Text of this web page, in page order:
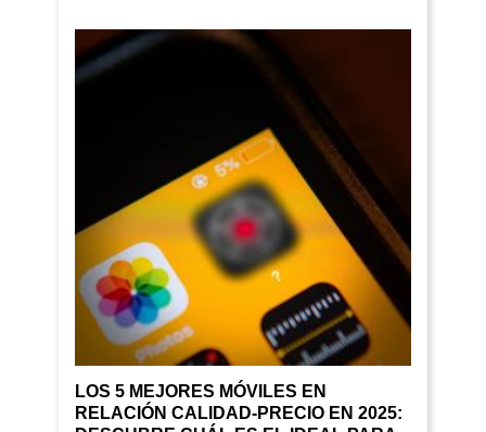
LOS 5 MEJORES MÓVILES EN
RELACIÓN CALIDAD-PRECIO EN 2025: